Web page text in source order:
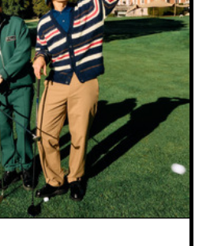
30.05
2026
en onverwachte wendingen, goed om